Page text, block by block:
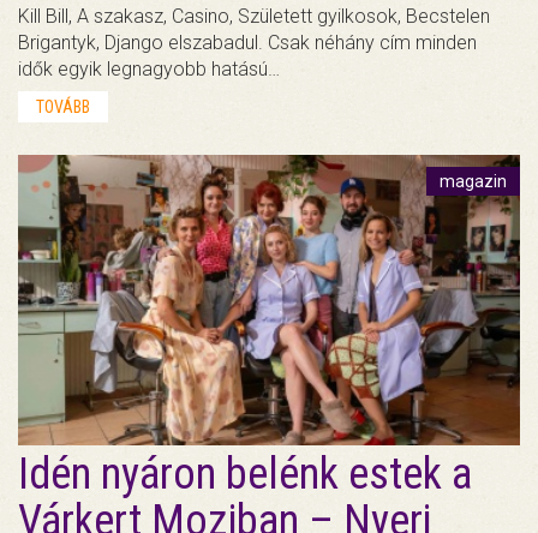
Kill Bill, A szakasz, Casino, Született gyilkosok, Becstelen
Brigantyk, Django elszabadul. Csak néhány cím minden
idők egyik legnagyobb hatású…
TOVÁBB
magazin
Idén nyáron belénk estek a
Várkert Moziban – Nyerj